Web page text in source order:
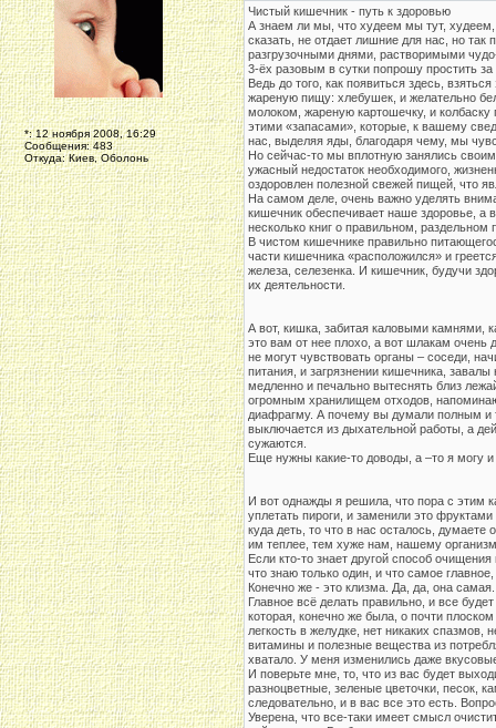
*: 12 ноября 2008, 16:29
Сообщения: 483
Откуда: Киев, Оболонь
Чистый кишечник - путь к здоровью
А знаем ли мы, что худеем мы тут, худеем,
сказать, не отдает лишние для нас, но
разгрузочными днями, растворимыми
3-ёх разовым в сутки попрошу простить
Ведь до того, как появиться здесь,
жареную пищу: хлебушек, и желательно
молоком, жареную картошечку, и колбаску
этими «запасами», которые, к вашему
нас, выделяя яды, благодаря чему, мы
Но сейчас-то мы вплотную занялись
ужасный недостаток необходимого,
оздоровлен полезной свежей пищей, что
На самом деле, очень важно уделять
кишечник обеспечивает наше здоровье, а
несколько книг о правильном, раздельном
В чистом кишечнике правильно
части кишечника «расположился» и
железа, селезенка. И кишечник, будучи
их деятельности.
А вот, кишка, забитая каловыми камнями,
это вам от нее плохо, а вот шлакам очень
не могут чувствовать органы – соседи,
питания, и загрязнении кишечника,
медленно и печально вытеснять близ
огромным хранилищем отходов,
диафрагму. А почему вы думали полным и
выключается из дыхательной работы, а
сужаются.
Еще нужны какие-то доводы, а –то я могу
И вот однажды я решила, что пора с этим
уплетать пироги, и заменили это
куда деть, то что в нас осталось,
им теплее, тем хуже нам, нашему
Если кто-то знает другой способ
что знаю только один, и что самое
Конечно же - это клизма. Да, да, она
Главное всё делать правильно, и все
которая, конечно же была, о почти
легкость в желудке, нет никаких
витамины и полезные вещества из
хватало. У меня изменились даже
И поверьте мне, то, что из вас будет
разноцветные, зеленые цветочки, песок,
следовательно, и в вас все это есть.
Уверена, что все-таки имеет смысл